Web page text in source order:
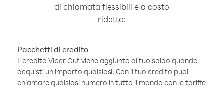
di chiamata flessibili e a costo
ridotto:
Pacchetti di credito
Il credito Viber Out viene aggiunto al tuo saldo quando
acquisti un importo qualsiasi. Con il tuo credito puoi
chiamare qualsiasi numero in tutto il mondo con le tariffe